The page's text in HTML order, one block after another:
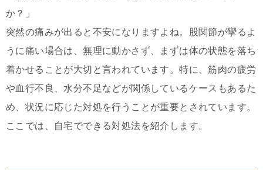
か？」
突然の痛みが出ると不安になりますよね。股関節が攣るよ
うに痛い場合は、無理に動かさず、まずは体の状態を落ち
着かせることが大切と言われています。特に、筋肉の疲労
や血行不良、水分不足などが関係しているケースもあるた
め、状況に応じた対処を行うことが重要とされています。
ここでは、自宅でできる対処法を紹介します。